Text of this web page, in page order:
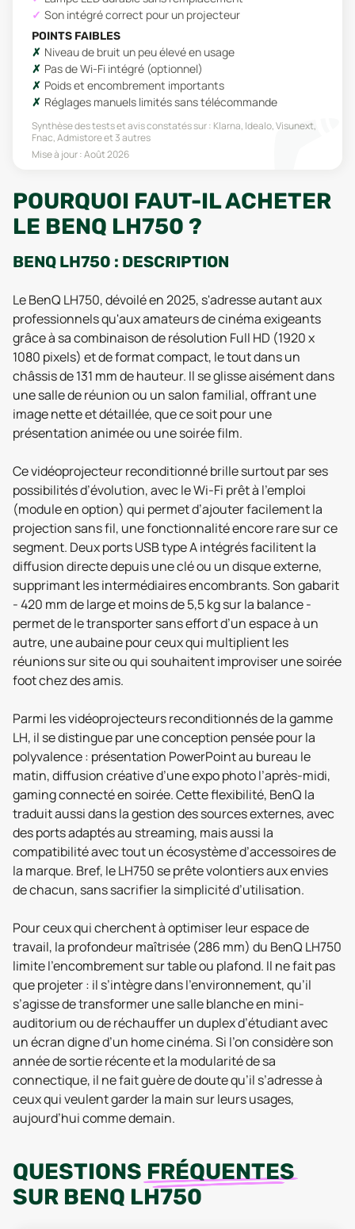
Son intégré correct pour un projecteur
POINTS FAIBLES
Niveau de bruit un peu élevé en usage
Pas de Wi-Fi intégré (optionnel)
Poids et encombrement importants
Réglages manuels limités sans télécommande
Synthèse des tests et avis constatés sur : Klarna, Idealo, Visunext,
Fnac, Admistoreet 3 autres
Mise à jour :Août 2026
POURQUOI FAUT-IL ACHETER
LE BENQ LH750 ?
BENQ LH750 : DESCRIPTION
Le BenQ LH750, dévoilé en 2025, s'adresse autant aux
professionnels qu'aux amateurs de cinéma exigeants
grâce à sa combinaison de résolution Full HD (1920 x
1080 pixels) et de format compact, le tout dans un
châssis de 131 mm de hauteur. Il se glisse aisément dans
une salle de réunion ou un salon familial, offrant une
image nette et détaillée, que ce soit pour une
présentation animée ou une soirée film.
Ce vidéoprojecteur reconditionné brille surtout par ses
possibilités d’évolution, avec le Wi‑Fi prêt à l’emploi
(module en option) qui permet d’ajouter facilement la
projection sans fil, une fonctionnalité encore rare sur ce
segment. Deux ports USB type A intégrés facilitent la
diffusion directe depuis une clé ou un disque externe,
supprimant les intermédiaires encombrants. Son gabarit
- 420 mm de large et moins de 5,5 kg sur la balance -
permet de le transporter sans effort d’un espace à un
autre, une aubaine pour ceux qui multiplient les
réunions sur site ou qui souhaitent improviser une soirée
foot chez des amis.
Parmi les vidéoprojecteurs reconditionnés de la gamme
LH, il se distingue par une conception pensée pour la
polyvalence : présentation PowerPoint au bureau le
matin, diffusion créative d’une expo photo l’après-midi,
gaming connecté en soirée. Cette flexibilité, BenQ la
traduit aussi dans la gestion des sources externes, avec
des ports adaptés au streaming, mais aussi la
compatibilité avec tout un écosystème d’accessoires de
la marque. Bref, le LH750 se prête volontiers aux envies
de chacun, sans sacrifier la simplicité d’utilisation.
Pour ceux qui cherchent à optimiser leur espace de
travail, la profondeur maîtrisée (286 mm) du BenQ LH750
limite l’encombrement sur table ou plafond. Il ne fait pas
que projeter : il s’intègre dans l’environnement, qu’il
s’agisse de transformer une salle blanche en mini-
auditorium ou de réchauffer un duplex d’étudiant avec
un écran digne d’un home cinéma. Si l’on considère son
année de sortie récente et la modularité de sa
connectique, il ne fait guère de doute qu’il s’adresse à
ceux qui veulent garder la main sur leurs usages,
aujourd’hui comme demain.
QUESTIONS FRÉQUENTES
SUR BENQ LH750